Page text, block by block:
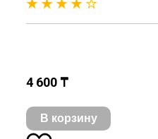
4 600 ₸
В корзину